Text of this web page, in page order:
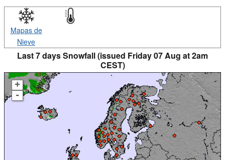
Mapas de
Nieve
Last 7 days Snowfall (issued Friday 07 Aug at 2am
CEST)
+
-